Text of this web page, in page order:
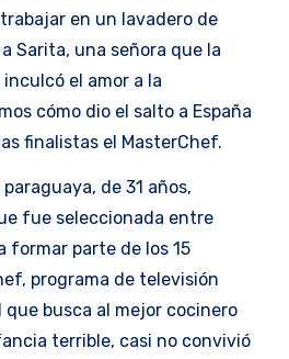
en un lavadero de
Sarita, una señora que la
el amor a la
cómo dio el salto a España
finalistas el MasterChef.
de 31 años,
fue seleccionada entre
formar parte de los 15
programa de televisión
busca al mejor cocinero
terrible, casi no convivió